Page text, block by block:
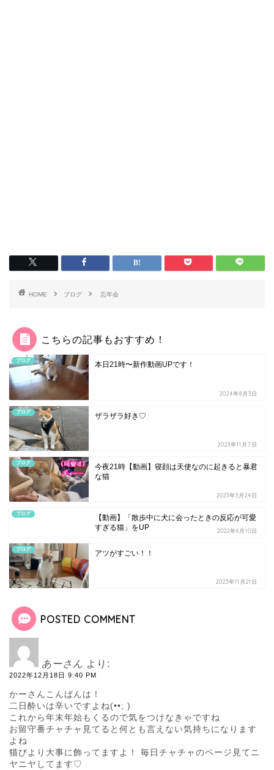
HOME ブログ 忘年会
こちらの記事もおすすめ！
ブログ 本日21時〜新作動画UPです！
2024年8月3日
ブログ ザラザラ好き♡
2023年11月7日
ブログ
今夜21時【動画】寝顔は天使なのに起きると暴君
な猫
2023年3月24日
ブログ
【動画】「散歩中に犬に会ったときの反応が可愛
すぎる猫」をUP
2022年6月10日
ブログ アツがすごい！！
2023年11月21日
POSTED COMMENT
あーさん より:
2022年12月18日 9:40 PM
かーさんこんばんは！
二日酔いは辛いですよね(••; )
これから年末年始もくるので気をつけなきゃですね
お留守番チャチャ見てると何とも言えない気持ちになります
よね
猫びより大事に飾ってますよ！ 毎日チャチャのページ見てニ
ヤニヤしてます♡